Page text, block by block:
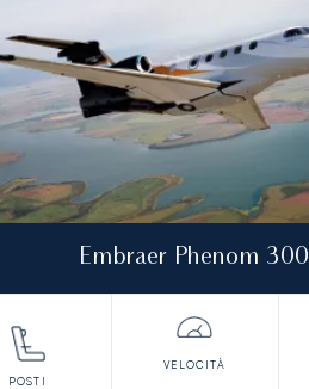
Embraer Phenom 300